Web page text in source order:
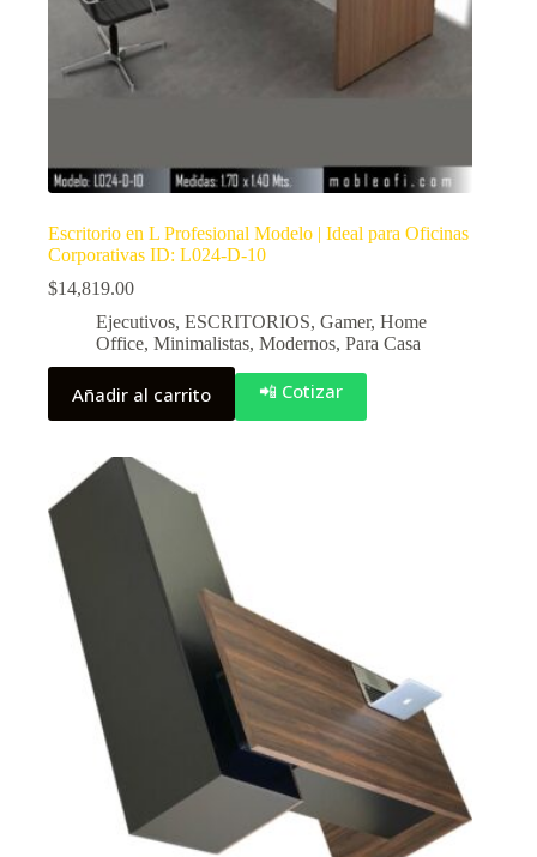
Escritorio en L Profesional Modelo | Ideal para Oficinas
Corporativas ID: L024-D-10
$14,819.00
Ejecutivos, ESCRITORIOS, Gamer, Home
Office, Minimalistas, Modernos, Para Casa
Añadir al carrito 📲 Cotizar